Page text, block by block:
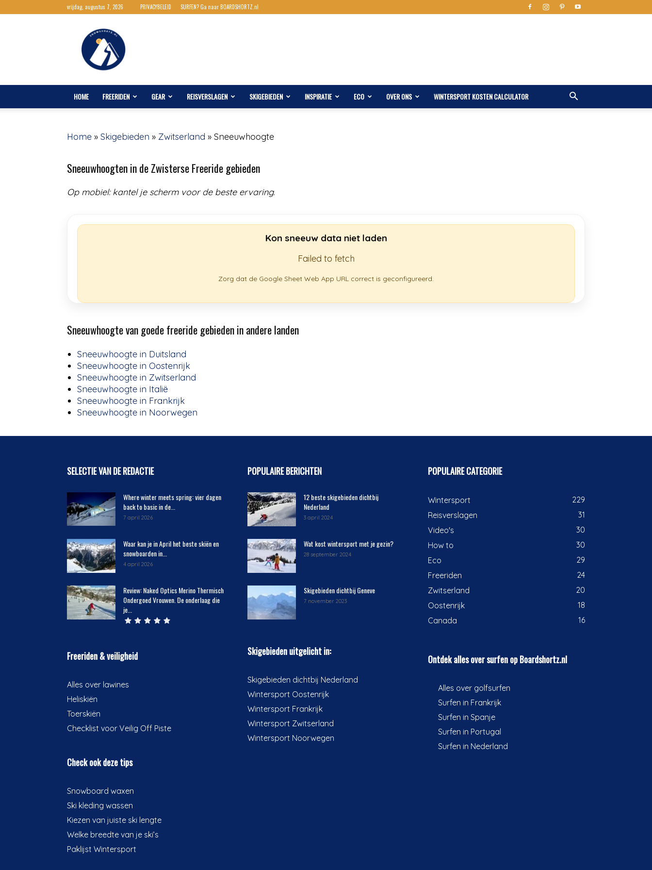
vrijdag, augustus 7, 2026 PRIVACYBELEID SURFEN? Ga naar BOARDSHORTZ.nl
Snowshortz.nl
HOME FREERIDEN GEAR REISVERSLAGEN SKIGEBIEDEN INSPIRATIE ECO OVER ONS WINTERSPORT KOSTEN CALCULATOR
Home » Skigebieden » Zwitserland » Sneeuwhoogte
Sneeuwhoogten in de Zwisterse Freeride gebieden
Op mobiel: kantel je scherm voor de beste ervaring.
Kon sneeuw data niet laden
Failed to fetch
Zorg dat de Google Sheet Web App URL correct is geconfigureerd.
Sneeuwhoogte van goede freeride gebieden in andere landen
Sneeuwhoogte in Duitsland
Sneeuwhoogte in Oostenrijk
Sneeuwhoogte in Zwitserland
Sneeuwhoogte in Italië
Sneeuwhoogte in Frankrijk
Sneeuwhoogte in Noorwegen
SELECTIE VAN DE REDACTIE
Where winter meets spring: vier dagen
back to basic in de...
7 april 2026
Waar kan je in April het beste skiën en
snowboarden in...
4 april 2026
Review: Naked Optics Merino Thermisch
Ondergoed Vrouwen. De onderlaag die
je...
Freeriden & veiligheid
Alles over lawines
Heliskiën
Toerskiën
Checklist voor Veilig Off Piste
Check ook deze tips
Snowboard waxen
Ski kleding wassen
Kiezen van juiste ski lengte
Welke breedte van je ski’s
Paklijst Wintersport
POPULAIRE BERICHTEN
12 beste skigebieden dichtbij
Nederland
3 april 2024
Wat kost wintersport met je gezin?
28 september 2024
Skigebieden dichtbij Geneve
7 november 2023
Skigebieden uitgelicht in:
Skigebieden dichtbij Nederland
Wintersport Oostenrijk
Wintersport Frankrijk
Wintersport Zwitserland
Wintersport Noorwegen
POPULAIRE CATEGORIE
Wintersport
229
Reisverslagen
31
Video's
30
How to
30
Eco
29
Freeriden
24
Zwitserland
20
Oostenrijk
18
Canada
16
Ontdek alles over surfen op Boardshortz.nl
Alles over golfsurfen
Surfen in Frankrijk
Surfen in Spanje
Surfen in Portugal
Surfen in Nederland